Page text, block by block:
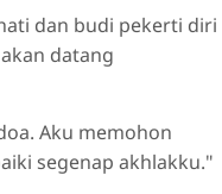
dan budi pekerti diri
datang
Aku memohon
segenap akhlakku."